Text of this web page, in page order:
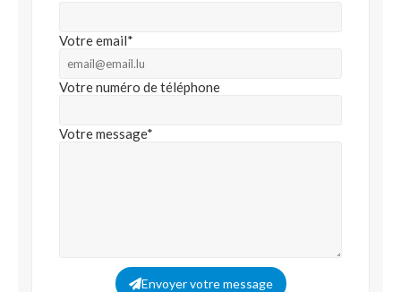
Votre email*
Votre numéro de téléphone
Votre message*
Envoyer votre message